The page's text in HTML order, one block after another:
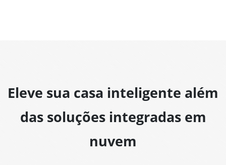
Eleve sua casa inteligente além
das soluções integradas em
nuvem